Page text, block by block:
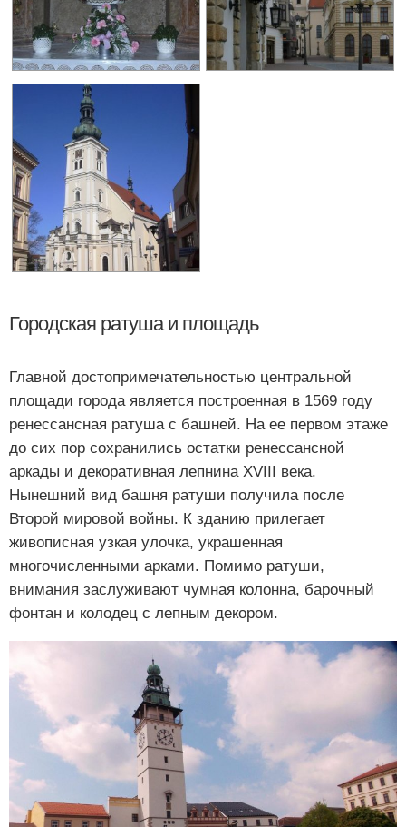
Городская ратуша и площадь
Главной достопримечательностью центральной
площади города является построенная в 1569 году
ренессансная ратуша с башней. На ее первом этаже
до сих пор сохранились остатки ренессансной
аркады и декоративная лепнина XVIII века.
Нынешний вид башня ратуши получила после
Второй мировой войны. К зданию прилегает
живописная узкая улочка, украшенная
многочисленными арками. Помимо ратуши,
внимания заслуживают чумная колонна, барочный
фонтан и колодец с лепным декором.